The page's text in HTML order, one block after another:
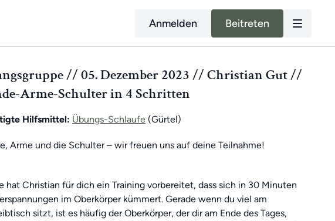
Anmelden Beitreten
// 05. Dezember 2023 // Christian Gut //
Arme-Schulter in 4 Schritten
Hilfsmittel: Übungs-Schlaufe (Gürtel)
Arme und die Schulter – wir freuen uns auf deine Teilnahme!
hat Christian für dich ein Training vorbereitet, dass sich in 30 Minuten
im Oberkörper kümmert. Gerade wenn du viel am
sitzt, ist es häufig der Oberkörper, der dir am Ende des Tages,